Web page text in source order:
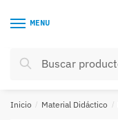
MENU
Buscar
Buscar
Inicio / Material Didáctico /